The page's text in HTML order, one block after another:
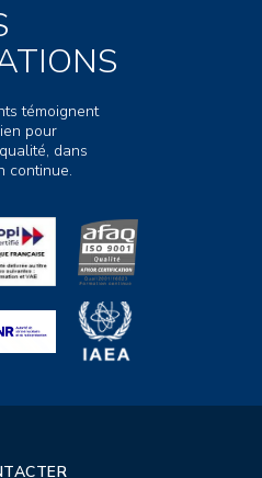
témoignent
pour
dans
continue.